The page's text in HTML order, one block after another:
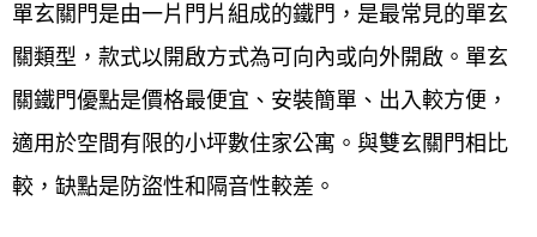
單玄關門是由一片門片組成的鐵門，是最常見的單玄
關類型，款式以開啟方式為可向內或向外開啟。單玄
關鐵門優點是價格最便宜、 安裝簡單、出入較方便，
適用於空間有限的小坪數住家公寓。與雙玄關門相比
較，缺點是防盜性和隔音性較差。